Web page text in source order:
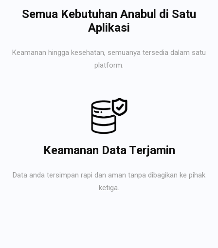
Semua Kebutuhan Anabul di Satu
Aplikasi
Keamanan hingga kesehatan, semuanya tersedia dalam satu
platform.
Keamanan Data Terjamin
Data anda tersimpan rapi dan aman tanpa dibagikan ke pihak
ketiga.